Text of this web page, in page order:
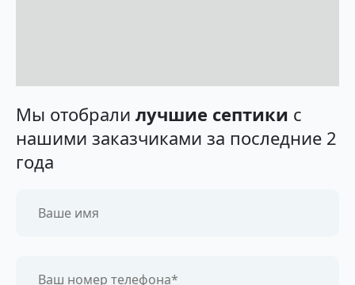
Мы отобрали лучшие септики с
нашими заказчиками за последние 2
года